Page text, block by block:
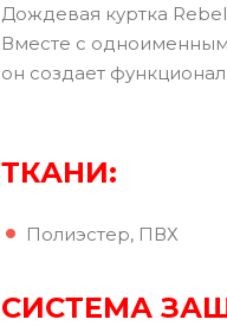
Дождевая куртка
Вместе с
он создает
ТКАНИ:
Полиэстер, ПВХ
СИСТЕМА